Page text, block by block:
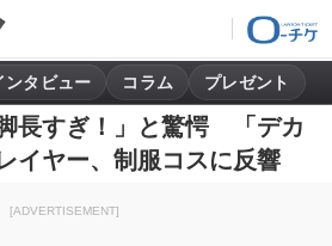
ンタビュー コラム プレゼント
長すぎ！」と驚愕 「デカ
イヤー、制服コスに反響
[ADVERTISEMENT]